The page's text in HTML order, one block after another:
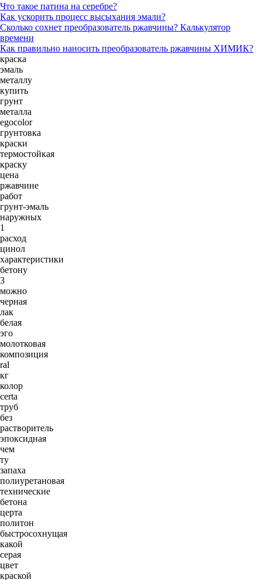
Что такое патина на серебре?
Как ускорить процесс высыхания эмали?
Сколько сохнет преобразователь ржавчины? Калькулятор
времени
Как правильно наносить преобразователь ржавчины ХИМИК?
краска
эмаль
металлу
купить
грунт
металла
egocolor
грунтовка
краски
термостойкая
краску
цена
ржавчине
работ
грунт-эмаль
наружных
1
расход
цинол
характеристики
бетону
3
можно
черная
лак
белая
эго
молотковая
композиция
ral
кг
колор
certa
труб
без
растворитель
эпоксидная
чем
ту
запаха
полиуретановая
технические
бетона
церта
политон
быстросохнущая
какой
серая
цвет
краской